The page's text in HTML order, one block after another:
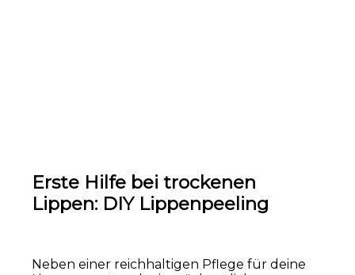
Erste Hilfe bei trockenen
Lippen: DIY Lippenpeeling
Neben einer reichhaltigen Pflege für deine